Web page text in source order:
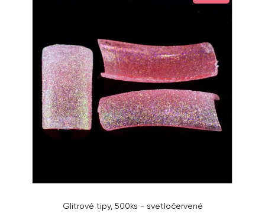
Glitrové tipy, 500ks - svetločervené